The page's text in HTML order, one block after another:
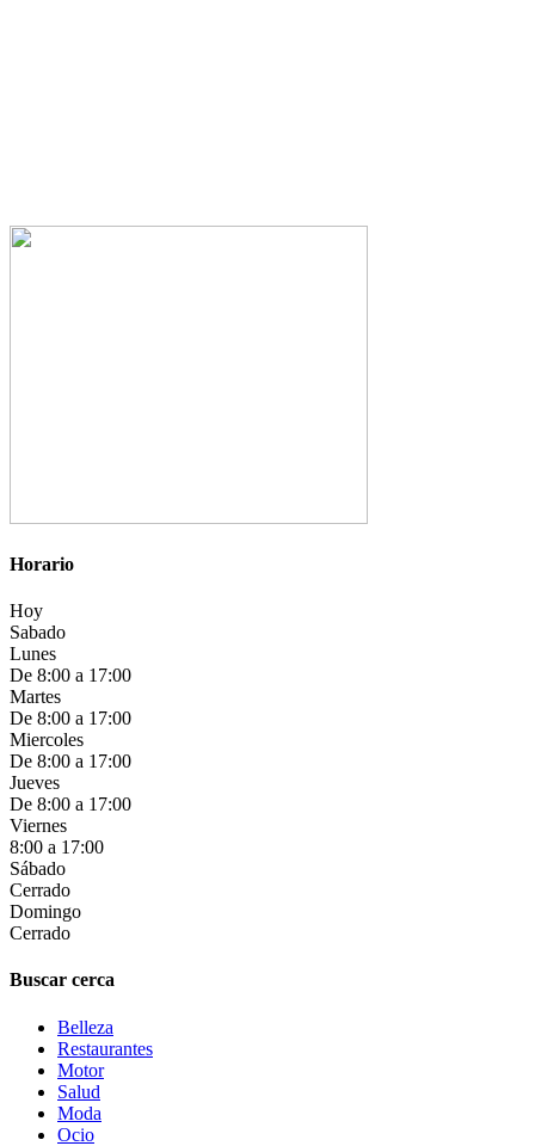
Horario
Hoy
Sabado
Lunes
De 8:00 a 17:00
Martes
De 8:00 a 17:00
Miercoles
De 8:00 a 17:00
Jueves
De 8:00 a 17:00
Viernes
8:00 a 17:00
Sábado
Cerrado
Domingo
Cerrado
Buscar cerca
Belleza
Restaurantes
Motor
Salud
Moda
Ocio